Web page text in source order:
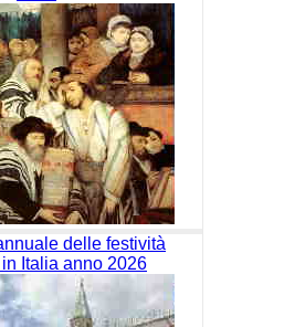
delle festività
Italia anno 2026